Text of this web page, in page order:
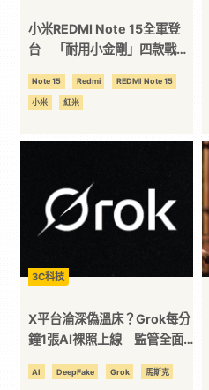
小米REDMI Note 15全軍登
台 「耐用小金剛」四款戰線
Note 15 Redmi REDMI Note 15
小米 紅米
3C科技
X平台淪深偽溫床？Grok每分
鐘1張AI裸照上線 監管全面
AI DeepFake Grok 馬斯克